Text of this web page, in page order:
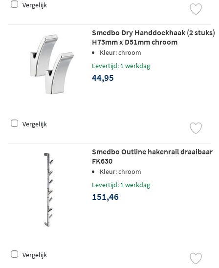
Vergelijk
Smedbo Dry Handdoekhaak (2 stuks)
H73mm x D51mm chroom
Kleur: chroom
Levertijd: 1 werkdag
44,95
Vergelijk
Smedbo Outline hakenrail draaibaar
FK630
Kleur: chroom
Levertijd: 1 werkdag
151,46
Vergelijk